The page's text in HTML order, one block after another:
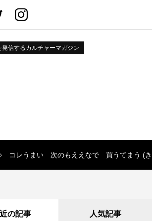
信するカルチャーマガジン
コレうまい 次のもええなで 買うてまう (き
の記事 人気記事